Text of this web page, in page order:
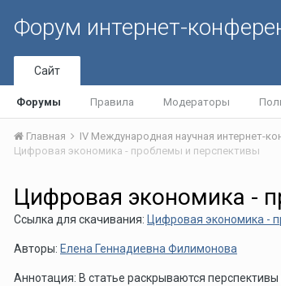
Форум интернет-
Сайт
Форумы Правила Модераторы
Главная
Цифровая экономика - проблемы и перспективы
Цифровая экономика -
Ссылка для скачивания: Цифровая экономика -
Авторы: Елена Геннадиевна Филимонова
Аннотация: В статье раскрываются